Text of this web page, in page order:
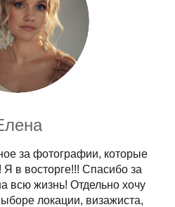
за фотографии, которые
в восторге!!! Спасибо за
всю жизнь! Отдельно хочу
локации, визажиста,